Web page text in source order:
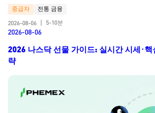
중급자
전통 금융
2026-08-06
5-10분
2026-08-06
2026 나스닥 선물 가이드: 실시간 시세·핵
략